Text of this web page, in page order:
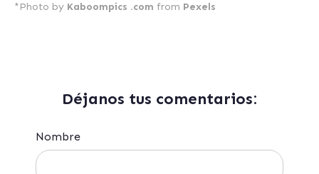
*Photo by Kaboompics .com from Pexels
Déjanos tus comentarios:
Nombre